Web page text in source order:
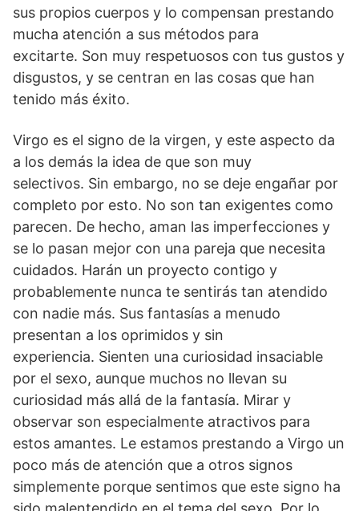
sus propios cuerpos y lo compensan prestando
mucha atención a sus métodos para
excitarte. Son muy respetuosos con tus gustos y
disgustos, y se centran en las cosas que han
tenido más éxito.
Virgo es el signo de la virgen, y este aspecto da
a los demás la idea de que son muy
selectivos. Sin embargo, no se deje engañar por
completo por esto. No son tan exigentes como
parecen. De hecho, aman las imperfecciones y
se lo pasan mejor con una pareja que necesita
cuidados. Harán un proyecto contigo y
probablemente nunca te sentirás tan atendido
con nadie más. Sus fantasías a menudo
presentan a los oprimidos y sin
experiencia. Sienten una curiosidad insaciable
por el sexo, aunque muchos no llevan su
curiosidad más allá de la fantasía. Mirar y
observar son especialmente atractivos para
estos amantes. Le estamos prestando a Virgo un
poco más de atención que a otros signos
simplemente porque sentimos que este signo ha